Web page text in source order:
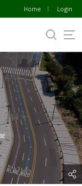
Home Login